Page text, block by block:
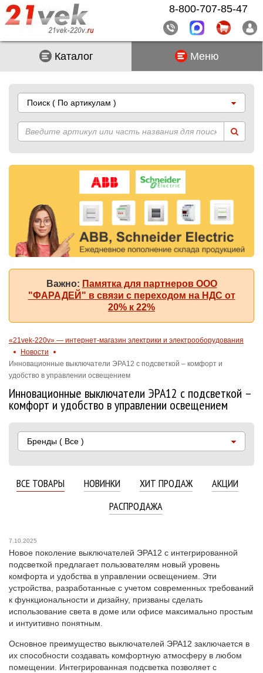
Каталог Меню
Поиск ( По артикулам )
Важно: Памятка для партнеров ООО
"ФАРАДЕЙ" в связи с переходом на НДС от
20% к 22%
«21vek-220v» — интернет-магазин электрики и электрооборудования
Новости
Инновационные выключатели ЭРА12 с подсветкой – комфорт и
удобство в управлении освещением
Инновационные выключатели ЭРА12 с подсветкой –
комфорт и удобство в управлении освещением
Бренды ( Все )
ВСЕ ТОВАРЫ НОВИНКИ ХИТ ПРОДАЖ
АКЦИИ
РАСПРОДАЖА
7.10.2025
Новое поколение выключателей ЭРА12 с интегрированной
подсветкой предлагает пользователям новый уровень
комфорта и удобства в управлении освещением. Эти
устройства, разработанные с учетом современных требований
к функциональности и дизайну, призваны сделать
использование света в доме или офисе максимально простым
и интуитивно понятным.
Основное преимущество выключателей ЭРА12 заключается в
их способности создавать комфортную атмосферу в любом
помещении. Интегрированная подсветка позволяет с
8-800-707-85-47